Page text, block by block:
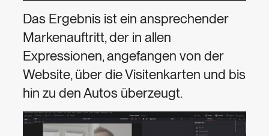
Das Ergebnis ist ein ansprechender
Markenauftritt, der in allen
Expressionen, angefangen von der
Website, über die Visitenkarten und bis
hin zu den Autos überzeugt.